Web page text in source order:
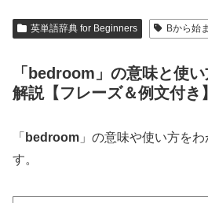
英単語辞典 for Beginners Bから始
「bedroom」の意味と使
解説【フレーズ＆例文付き】
「 bedroom 」の意味や使い方を
す。